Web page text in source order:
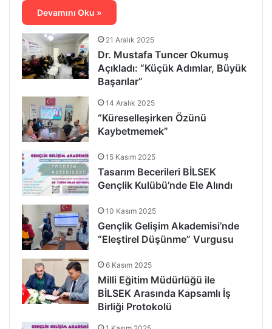
Devamını Oku »
21 Aralık 2025
Dr. Mustafa Tuncer Okumuş
Açıkladı: “Küçük Adımlar, Büyük
Başarılar”
14 Aralık 2025
“Küreselleşirken Özünü
Kaybetmemek”
15 Kasım 2025
Tasarım Becerileri BİLSEK
Gençlik Kulübü’nde Ele Alındı
10 Kasım 2025
Gençlik Gelişim Akademisi’nde
“Eleştirel Düşünme” Vurgusu
6 Kasım 2025
Milli Eğitim Müdürlüğü ile
BİLSEK Arasında Kapsamlı İş
Birliği Protokolü